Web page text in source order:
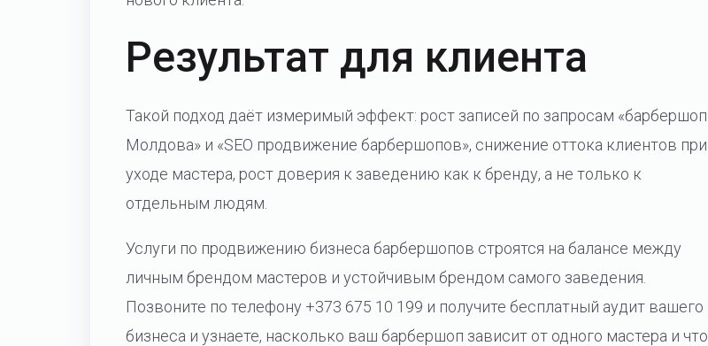
Результат для клиента
Такой подход даёт измеримый эффект: рост записей по запросам «барбершоп
Молдова» и «SEO продвижение барбершопов», снижение оттока клиентов при
уходе мастера, рост доверия к заведению как к бренду, а не только к
отдельным людям.
Услуги по продвижению бизнеса барбершопов строятся на балансе между
личным брендом мастеров и устойчивым брендом самого заведения.
Позвоните по телефону +373 675 10 199 и получите бесплатный аудит вашего
бизнеса и узнаете, насколько ваш барбершоп зависит от одного мастера и что